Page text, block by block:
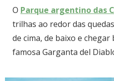
O Parque argentino das
trilhas ao redor das
de cima, de baixo e
famosa Garganta del